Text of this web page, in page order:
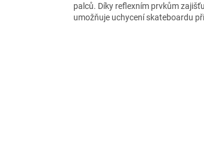
palců. Díky reflexním prvkům
umožňuje uchycení skateboardu